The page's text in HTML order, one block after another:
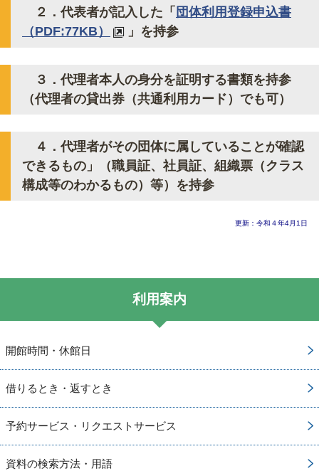
２．代表者が記入した「 団体利用登録申込書
（PDF:77KB）
」を持参
３．代理者本人の身分を証明する書類を持参
（代理者の貸出券（共通利用カード）でも可）
４．代理者がその団体に属していることが確認
できるもの」（職員証、社員証、組織票（クラス
構成等のわかるもの）等）を持参
更新：令和４年4月1日
利用案内
開館時間・休館日
借りるとき・返すとき
予約サービス・リクエストサービス
資料の検索方法・用語